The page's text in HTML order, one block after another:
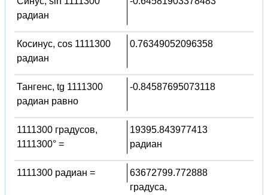
радиан
Косинус, cos 1111300
радиан
0.76349052096358
Тангенс, tg 1111300
радиан равно
-0.84587695073118
1111300 градусов,
1111300° =
19395.843977413
радиан
1111300 радиан =
63672799.772888
градуса,